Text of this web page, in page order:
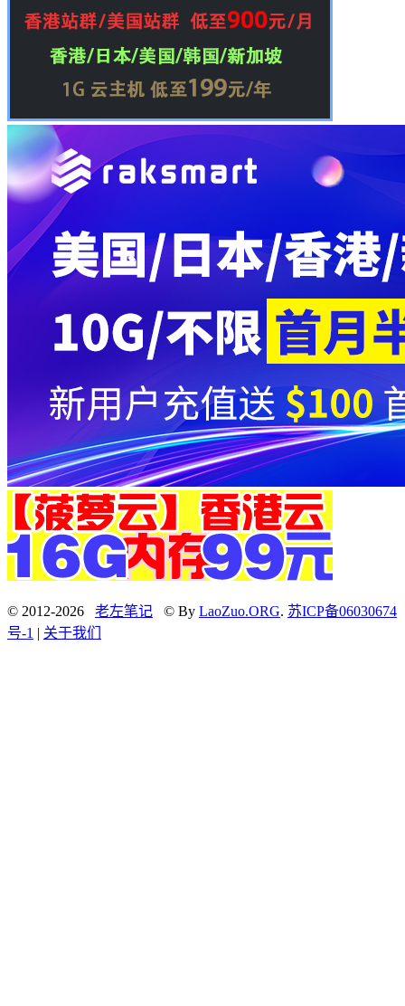
© 2012-2026 老左笔记 © By LaoZuo.ORG. 苏ICP备06030674
号-1 | 关于我们